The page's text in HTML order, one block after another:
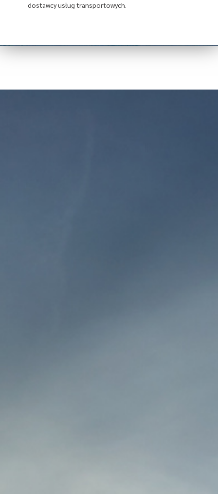
dostawcy usług transportowych.